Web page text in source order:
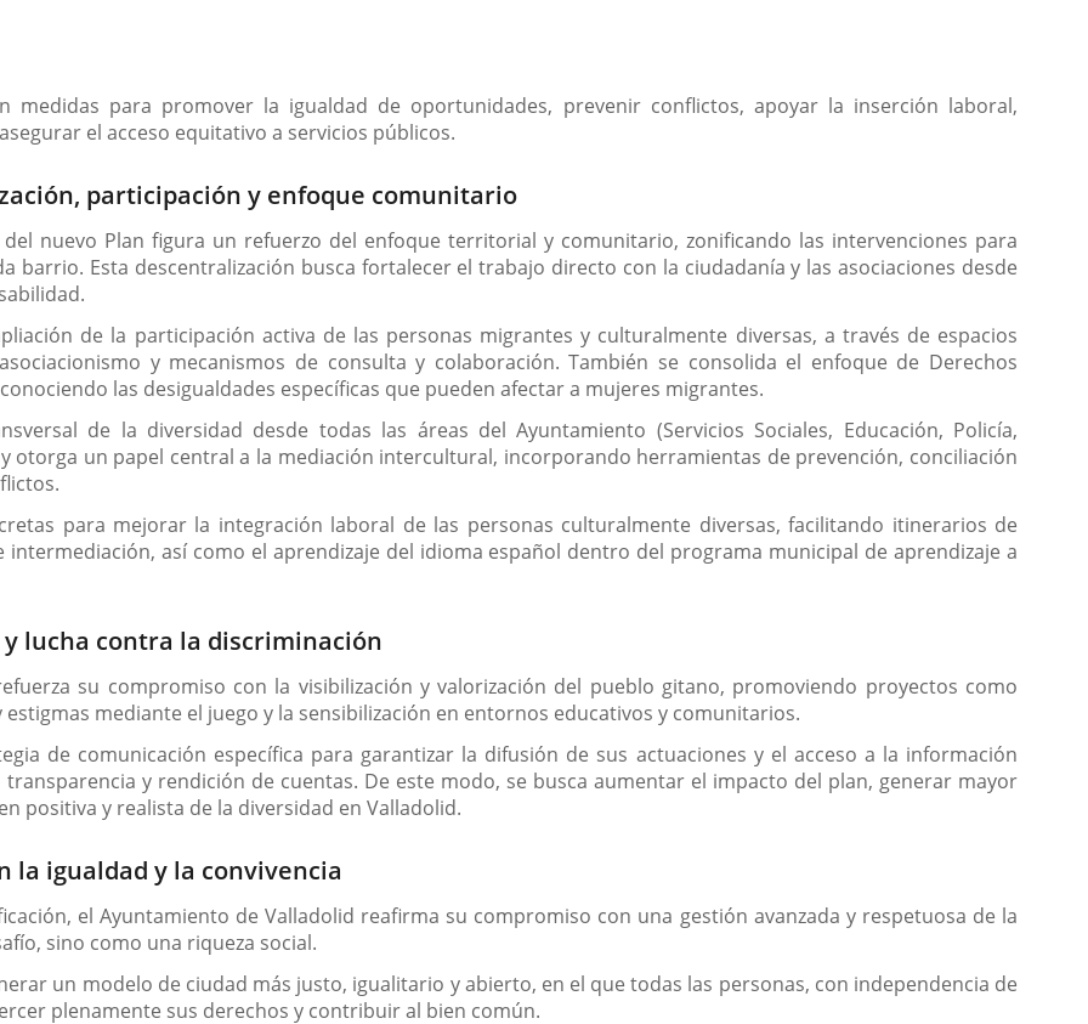
medidas para promover la igualdad de oportunidades, prevenir conflictos, apoyar la inserción laboral,
el acceso equitativo a servicios públicos.
participación y enfoque comunitario
nuevo Plan figura un refuerzo del enfoque territorial y comunitario, zonificando las intervenciones para
barrio. Esta descentralización busca fortalecer el trabajo directo con la ciudadanía y las asociaciones desde
de la participación activa de las personas migrantes y culturalmente diversas, a través de espacios
y mecanismos de consulta y colaboración. También se consolida el enfoque de Derechos
las desigualdades específicas que pueden afectar a mujeres migrantes.
de la diversidad desde todas las áreas del Ayuntamiento (Servicios Sociales, Educación, Policía,
otorga un papel central a la mediación intercultural, incorporando herramientas de prevención, conciliación
para mejorar la integración laboral de las personas culturalmente diversas, facilitando itinerarios de
así como el aprendizaje del idioma español dentro del programa municipal de aprendizaje a
lucha contra la discriminación
su compromiso con la visibilización y valorización del pueblo gitano, promoviendo proyectos como
estigmas mediante el juego y la sensibilización en entornos educativos y comunitarios.
de comunicación específica para garantizar la difusión de sus actuaciones y el acceso a la información
y rendición de cuentas. De este modo, se busca aumentar el impacto del plan, generar mayor
positiva y realista de la diversidad en Valladolid.
la igualdad y la convivencia
el Ayuntamiento de Valladolid reafirma su compromiso con una gestión avanzada y respetuosa de la
sino como una riqueza social.
un modelo de ciudad más justo, igualitario y abierto, en el que todas las personas, con independencia de
plenamente sus derechos y contribuir al bien común.